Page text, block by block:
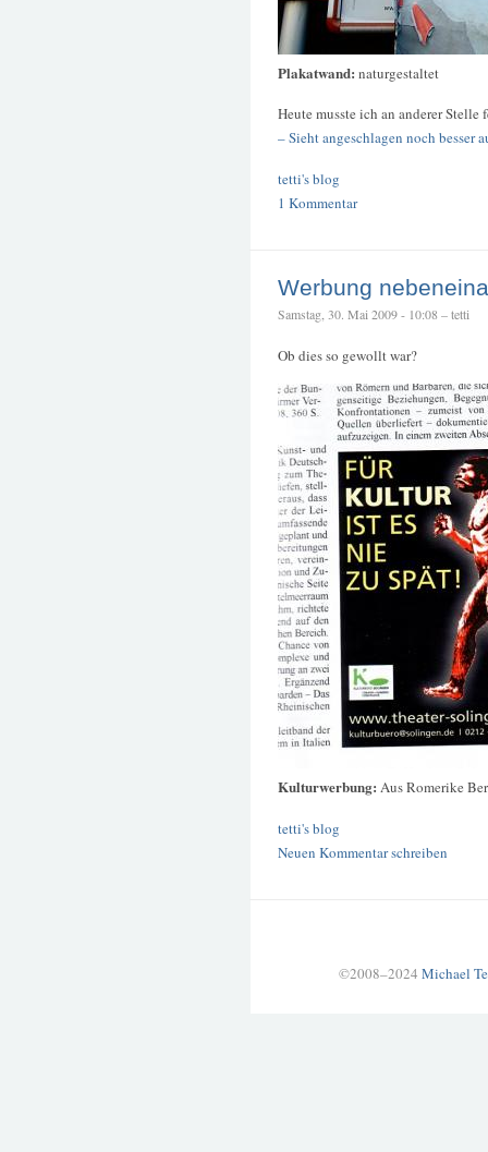
Plakatwand: naturgestaltet
Heute musste ich an anderer Stelle
– Sieht angeschlagen noch besser
tetti's blog
1 Kommentar
Werbung
Samstag, 30. Mai 2009 - 10:08 – tetti
Ob dies so gewollt war?
Kulturwerbung: Aus Romerike
tetti's blog
Neuen Kommentar schreiben
©2008–2024 Michael